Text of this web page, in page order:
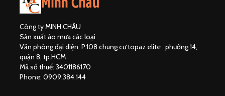
Công ty MINH CHÂU
Sản xuất áo mưa các loại
Văn phòng đại diện: P.108 chung cư topaz elite , phường 14,
quận 8, tp.HCM
Mã số thuế: 3401186170
Phone: 0909.384.144